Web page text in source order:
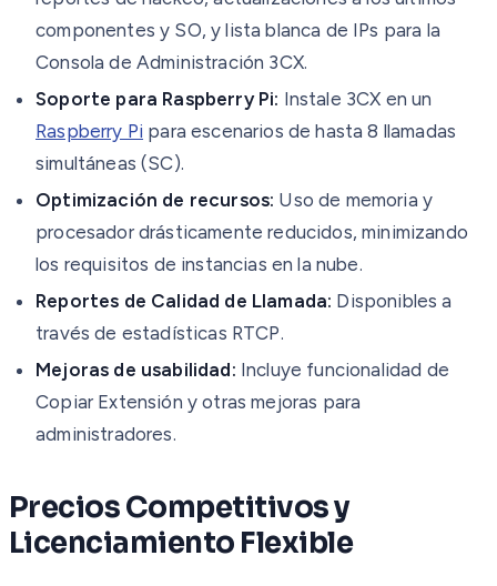
componentes y SO, y lista blanca de IPs para la
Consola de Administración 3CX.
Soporte para Raspberry Pi: Instale 3CX en un
Raspberry Pi para escenarios de hasta 8 llamadas
simultáneas (SC).
Optimización de recursos: Uso de memoria y
procesador drásticamente reducidos, minimizando
los requisitos de instancias en la nube.
Reportes de Calidad de Llamada: Disponibles a
través de estadísticas RTCP.
Mejoras de usabilidad: Incluye funcionalidad de
Copiar Extensión y otras mejoras para
administradores.
Precios Competitivos y
Licenciamiento Flexible